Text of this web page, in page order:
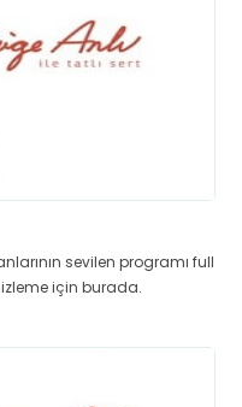
sevilen programı full
için burada.